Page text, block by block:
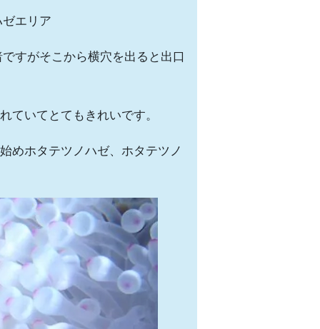
エリア
すがそこから横穴を出ると出口
ていてとてもきれいです。
めホタテツノハゼ、ホタテツノ